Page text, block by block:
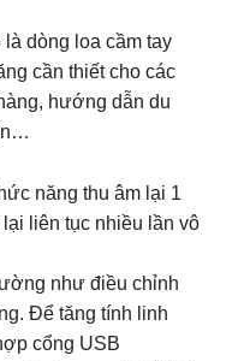
là dòng loa cầm tay
cần thiết cho các
hướng dẫn du
năng thu âm lại 1
liên tục nhiều lần vô
như điều chỉnh
Để tăng tính linh
cổng USB